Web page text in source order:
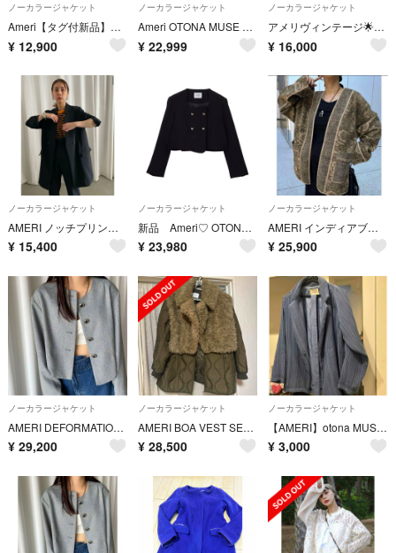
ノーカラージャケット
Ameri【タグ付新品】レザー ショート ジャケット
¥ 12,900
ノーカラージャケット
Ameri OTONA MUSE CURVE HEART JACKET
¥ 22,999
ノーカラージャケット
アメリヴィンテージ🌟キルティングコート美品✨
¥ 16,000
ノーカラージャケット
AMERI ノッチプリントライニングジャケット
¥ 15,400
ノーカラージャケット
新品 Ameri♡ OTONA MUSE CURVE HEART JACKET♡
¥ 23,980
ノーカラージャケット
AMERI インディアブロックプリントジャケット
¥ 25,900
ノーカラージャケット
AMERI DEFORMATION SUMMER TWEED JACKET
¥ 29,200
ノーカラージャケット
AMERI BOA VEST SET QUILTING COAT
¥ 28,500
ノーカラージャケット
【AMERI】otona MUSEコラボ プリーツJK
¥ 3,000